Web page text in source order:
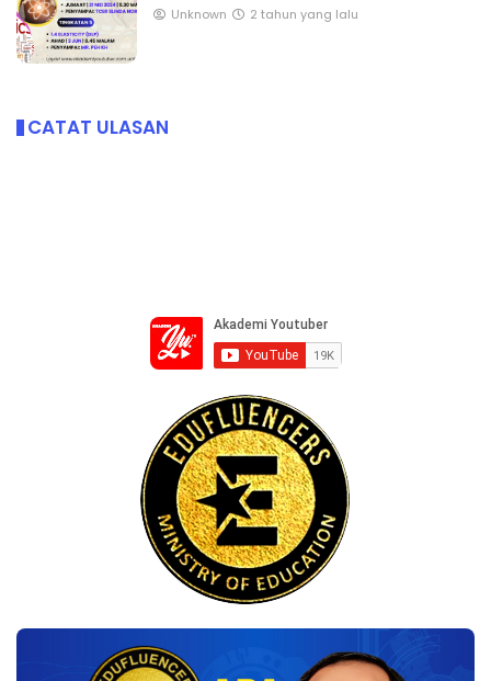
Unknown 2 tahun yang lalu
CATAT ULASAN